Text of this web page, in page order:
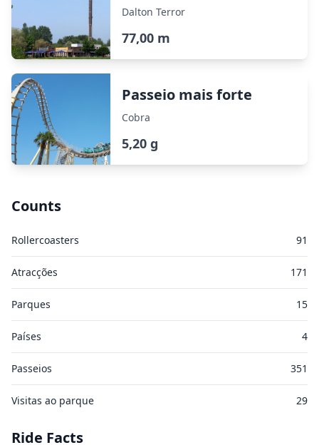
Dalton Terror
77,00 m
Passeio mais forte
Cobra
5,20 g
Counts
Rollercoasters 91
Atracções 171
Parques 15
Países 4
Passeios 351
Visitas ao parque 29
Ride Facts